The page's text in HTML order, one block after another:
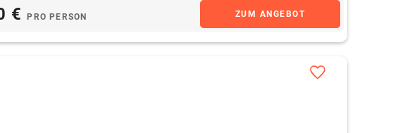
€PRO PERSON ZUM ANGEBOT